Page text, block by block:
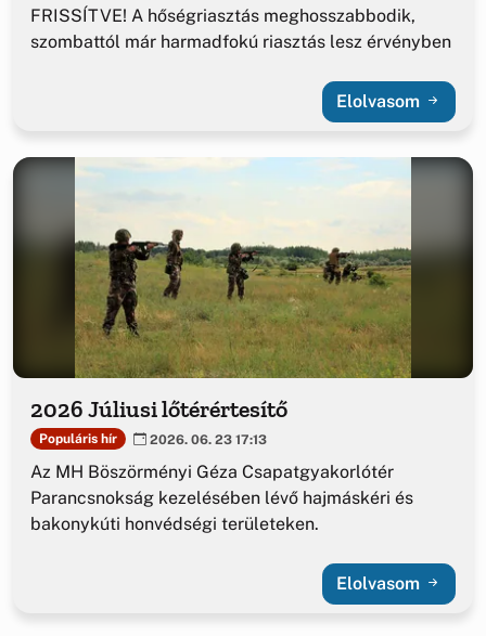
FRISSÍTVE! A hőségriasztás meghosszabbodik,
szombattól már harmadfokú riasztás lesz érvényben
Elolvasom
2026 Júliusi lőtérértesítő
Populáris hír 2026. 06. 23 17:13
Az MH Böszörményi Géza Csapatgyakorlótér
Parancsnokság kezelésében lévő hajmáskéri és
bakonykúti honvédségi területeken.
Elolvasom